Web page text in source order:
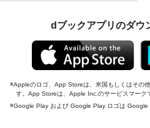
dブックアプリのダウ
Appleのロゴ、App Storeは、米国もしくはその
す。App Storeは、Apple Inc.のサービスマーク
Google Play および Google Play ロゴは Google